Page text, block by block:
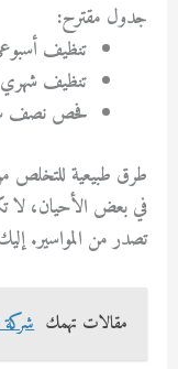
جدول مقترح:
تنظيف
تنظيف شهري
فحص نصف
طرق طبيعية للتخلص
في بعض الأحيان، لا
تصدر من المواسير.
مقالات تهمك شركة